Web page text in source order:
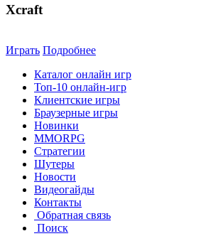
Xcraft
Играть Подробнее
Каталог онлайн игр
Топ-10 онлайн-игр
Клиентские игры
Браузерные игры
Новинки
MMORPG
Стратегии
Шутеры
Новости
Видеогайды
Контакты
Обратная связь
Поиск